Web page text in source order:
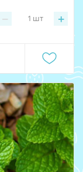
− +
1 шт